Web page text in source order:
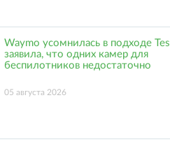
Waymo усомнилась в подходе
заявила, что одних камер для
беспилотников недостаточно
05 августа 2026